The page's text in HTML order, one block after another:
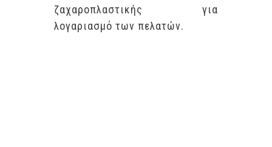
ζαχαροπλαστικής για
λογαριασμό των πελατών.